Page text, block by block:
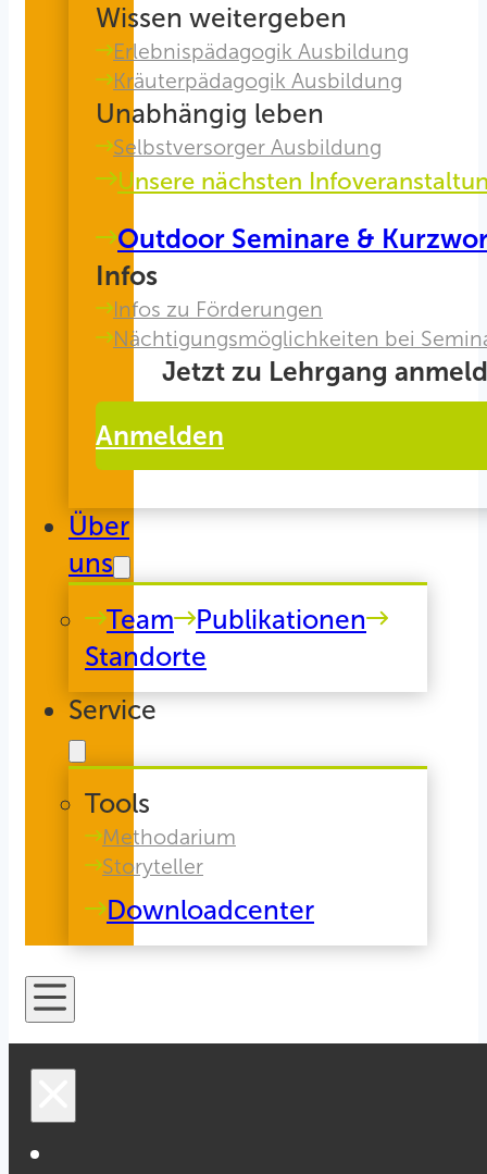
Wissen weitergeben
Erlebnispädagogik Ausbildung
Kräuterpädagogik Ausbildung
Unabhängig leben
Selbstversorger Ausbildung
Unsere nächsten
Outdoor Seminare &
Infos
Infos zu Förderungen
Nächtigungsmöglichkeiten bei
Jetzt zu Lehrgang
Anmelden
Über
uns
Team
Publikationen
Standorte
Service
Tools
Methodarium
Storyteller
Downloadcenter